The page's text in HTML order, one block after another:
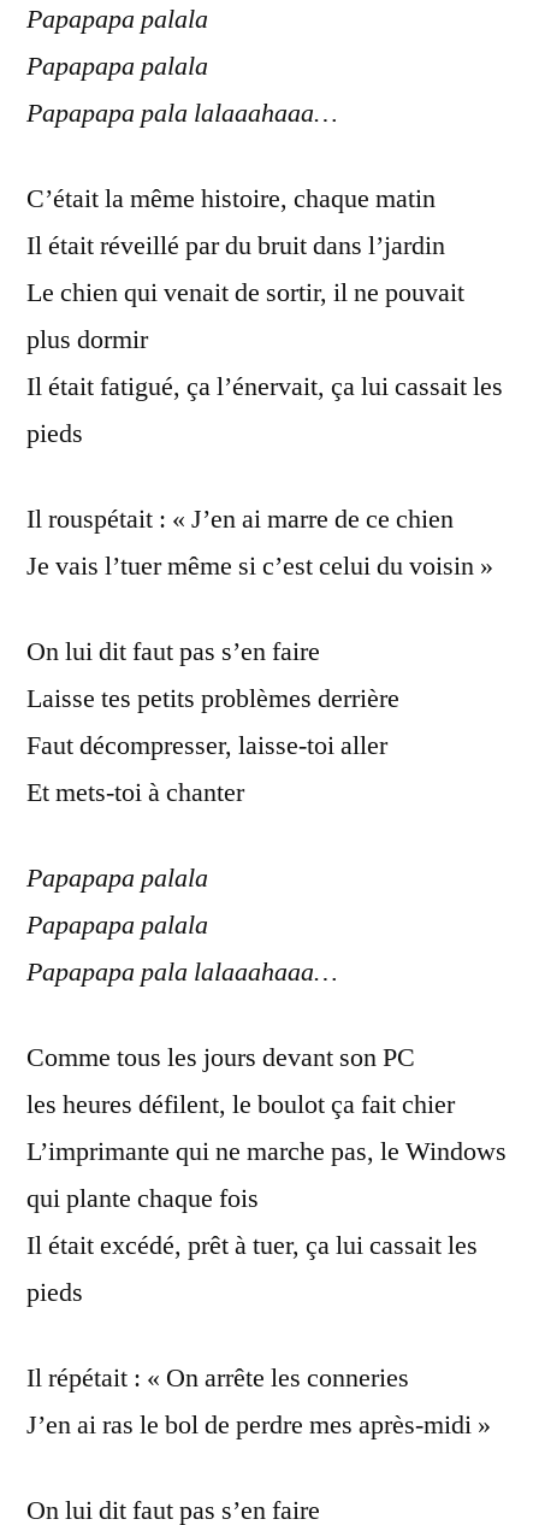
Papapapa palala
Papapapa palala
Papapapa pala lalaaahaaa…
C’était la même histoire, chaque matin
Il était réveillé par du bruit dans l’jardin
Le chien qui venait de sortir, il ne pouvait
plus dormir
Il était fatigué, ça l’énervait, ça lui cassait les
pieds
Il rouspétait : « J’en ai marre de ce chien
Je vais l’tuer même si c’est celui du voisin »
On lui dit faut pas s’en faire
Laisse tes petits problèmes derrière
Faut décompresser, laisse-toi aller
Et mets-toi à chanter
Papapapa palala
Papapapa palala
Papapapa pala lalaaahaaa…
Comme tous les jours devant son PC
les heures défilent, le boulot ça fait chier
L’imprimante qui ne marche pas, le Windows
qui plante chaque fois
Il était excédé, prêt à tuer, ça lui cassait les
pieds
Il répétait : « On arrête les conneries
J’en ai ras le bol de perdre mes après-midi »
On lui dit faut pas s’en faire